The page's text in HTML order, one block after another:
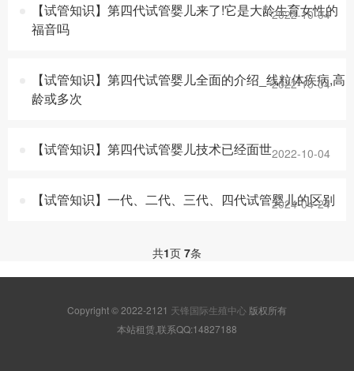
【试管知识】第四代试管婴儿来了!它是大龄生育女性的
福音吗
2022-10-04
【试管知识】第四代试管婴儿全面的介绍_线粒体疾病,高
龄或多次
2022-10-04
【试管知识】第四代试管婴儿技术已经面世2022-10-04
【试管知识】一代、二代、三代、四代试管婴儿的区别
2024-04-24
共1页 7条
Copyright © 2022-2121 天锋国际生殖中心 版权所有
本站租赁,联系QQ:14827188